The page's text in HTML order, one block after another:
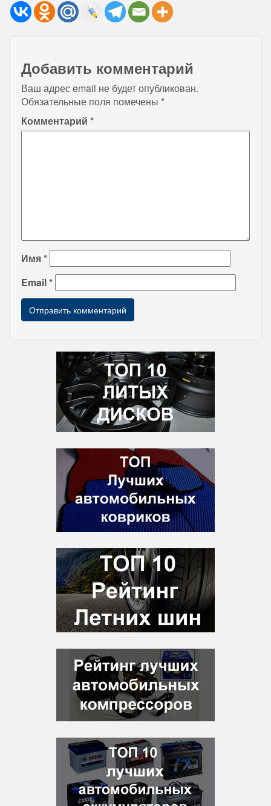
Добавить комментарий
Ваш адрес email не будет опубликован.
Обязательные поля помечены *
Комментарий *
Имя*
Email*